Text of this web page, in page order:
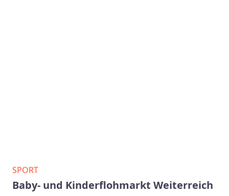
SPORT
Baby- und Kinderflohmarkt Weiterreich